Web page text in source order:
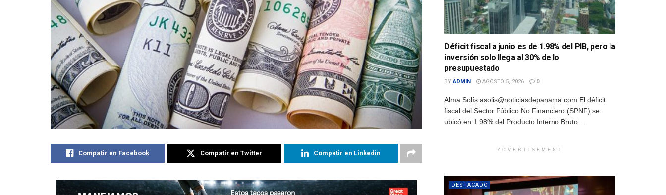
Compatir en Facebook Compatir en Twitter Compatir en Linkedin
Déficit fiscal a junio es de 1.98% del PIB, pero la
inversión solo llega al 30% de lo
presupuestado
BY ADMIN AGOSTO 5, 2026 0
Alma Solís asolis@noticiasdepanama.com El déficit
fiscal del Sector Público No Financiero (SPNF) se
ubicó en 1.98% del Producto Interno Bruto...
ADVERTISEMENT
DESTACADO